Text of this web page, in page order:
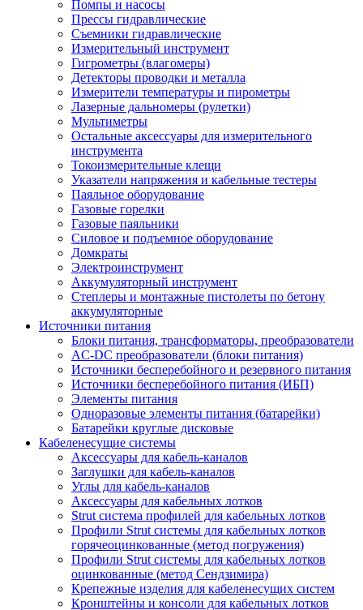
Помпы и насосы
Прессы гидравлические
Съемники гидравлические
Измерительный инструмент
Гигрометры (влагомеры)
Детекторы проводки и металла
Измерители температуры и пирометры
Лазерные дальномеры (рулетки)
Мультиметры
Остальные аксессуары для измерительного
инструмента
Токоизмерительные клещи
Указатели напряжения и кабельные тестеры
Паяльное оборудование
Газовые горелки
Газовые паяльники
Силовое и подъемное оборудование
Домкраты
Электроинструмент
Аккумуляторный инструмент
Степлеры и монтажные пистолеты по бетону
аккумуляторные
Источники питания
Блоки питания, трансформаторы, преобразователи
AC-DC преобразователи (блоки питания)
Источники бесперебойного и резервного питания
Источники бесперебойного питания (ИБП)
Элементы питания
Одноразовые элементы питания (батарейки)
Батарейки круглые дисковые
Кабеленесущие системы
Аксессуары для кабель-каналов
Заглушки для кабель-каналов
Углы для кабель-каналов
Аксессуары для кабельных лотков
Strut система профилей для кабельных лотков
Профили Strut системы для кабельных лотков
горячеоцинкованные (метод погружения)
Профили Strut системы для кабельных лотков
оцинкованные (метод Сендзимира)
Крепежные изделия для кабеленесущих систем
Кронштейны и консоли для кабельных лотков